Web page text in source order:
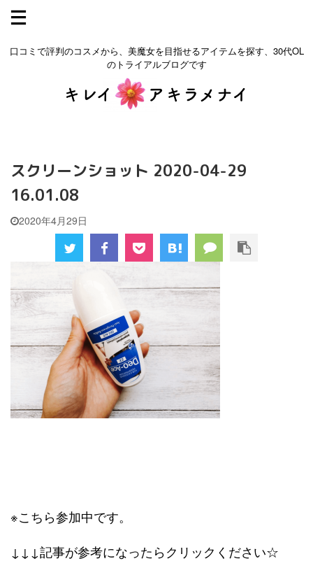
口コミで評判のコスメから、美魔女を目指せるアイテムを探す、30代OL
のトライアルブログです
スクリーンショット 2020-04-29
16.01.08
2020年4月29日
※こちら参加中です。
↓↓↓記事が参考になったらクリックください☆